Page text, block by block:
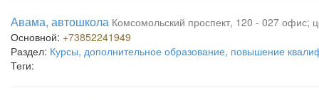
Авама, автошкола Комсомольский проспект, 120 - 027 офис;
Основной: +73852241949
Раздел: Курсы, дополнительное образование, повышение
Теги: